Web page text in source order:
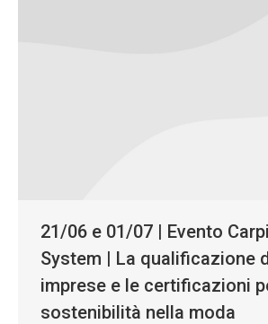
21/06 e 01/07 | Evento
System | La qualificazione
imprese e le certificazioni
sostenibilità nella moda